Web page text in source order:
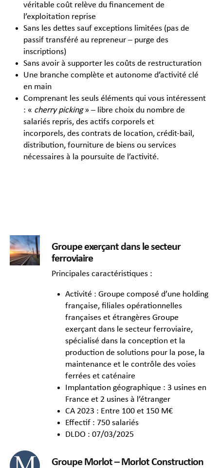
véritable coût relève du financement de
l’exploitation reprise
Sans les dettes sauf exceptions limitées (pas de
passif transféré au repreneur – purge des
inscriptions)
Sans avoir à supporter les coûts de restructuration
Une branche complète et autonome d’activité clé
en main
Comprenant les seuls éléments qui vous intéressent
: « cherry picking» – libre choix du nombre de
salariés repris, des actifs corporels et
incorporels, des contrats de location, crédit-bail,
distribution, fourniture de biens ou services
nécessaires à la poursuite de l’activité.
Groupe exerçant dans le secteur
ferroviaire
Principales caractéristiques :
Activité : Groupe composé d’une holding
française, filiales opérationnelles
françaises et étrangères Groupe
exerçant dans le secteur ferroviaire,
spécialisé dans la conception et la
production de solutions pour la pose, la
maintenance et le contrôle des voies
ferrées et caténaire
Implantation géographique : 3 usines en
France et 2 usines à l’étranger
CA 2023 : Entre 100 et 150 M€
Effectif : 750 salariés
DLDO : 07/03/2025
Groupe Morlot – Morlot Construction